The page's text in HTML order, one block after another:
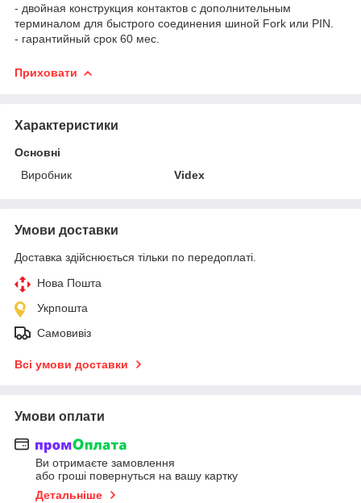
- двойная конструкция контактов с дополнительным
терминалом для быстрого соединения шиной Fork или PIN.
- гарантийный срок 60 мес.
Приховати
Характеристики
Основні
Виробник
Videx
Умови доставки
Доставка здійснюється тільки по передоплаті.
Нова Пошта
Укрпошта
Самовивіз
Всі умови доставки
Умови оплати
Ви отримаєте замовлення
або гроші повернуться на вашу картку
Детальніше